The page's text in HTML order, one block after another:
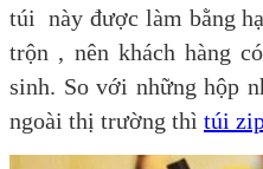
túi này được làm bằng
trộn , nên khách hàng
sinh. So với những hộp
ngoài thị trường thì túi